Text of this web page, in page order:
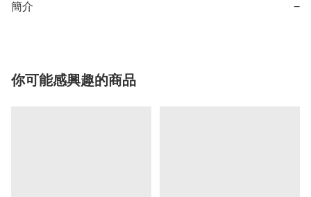
簡介 −
你可能感興趣的商品